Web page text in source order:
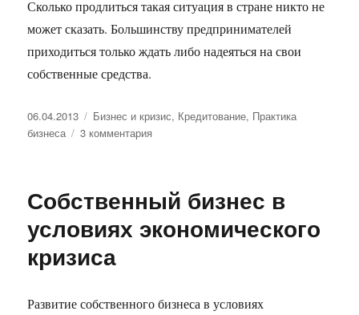
Сколько продлиться такая ситуация в стране никто не
может сказать. Большинству предпринимателей
приходиться только ждать либо надеяться на свои
собственные средства.
Опубликовано
06.04.2013 Рубрики
Бизнес и кризис, Кредитование, Практика
бизнеса
3 комментария
бизнеса
условиях
Собственный бизнес в
условиях экономического
кризиса
Развитие собственного бизнеса в условиях